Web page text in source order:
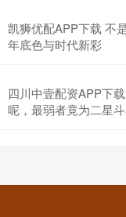
凯狮优配APP下载 不
年底色与时代新彩
四川中壹配资APP下
呢，最弱者竟为二星